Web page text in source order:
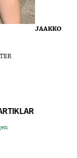
JAAKKO